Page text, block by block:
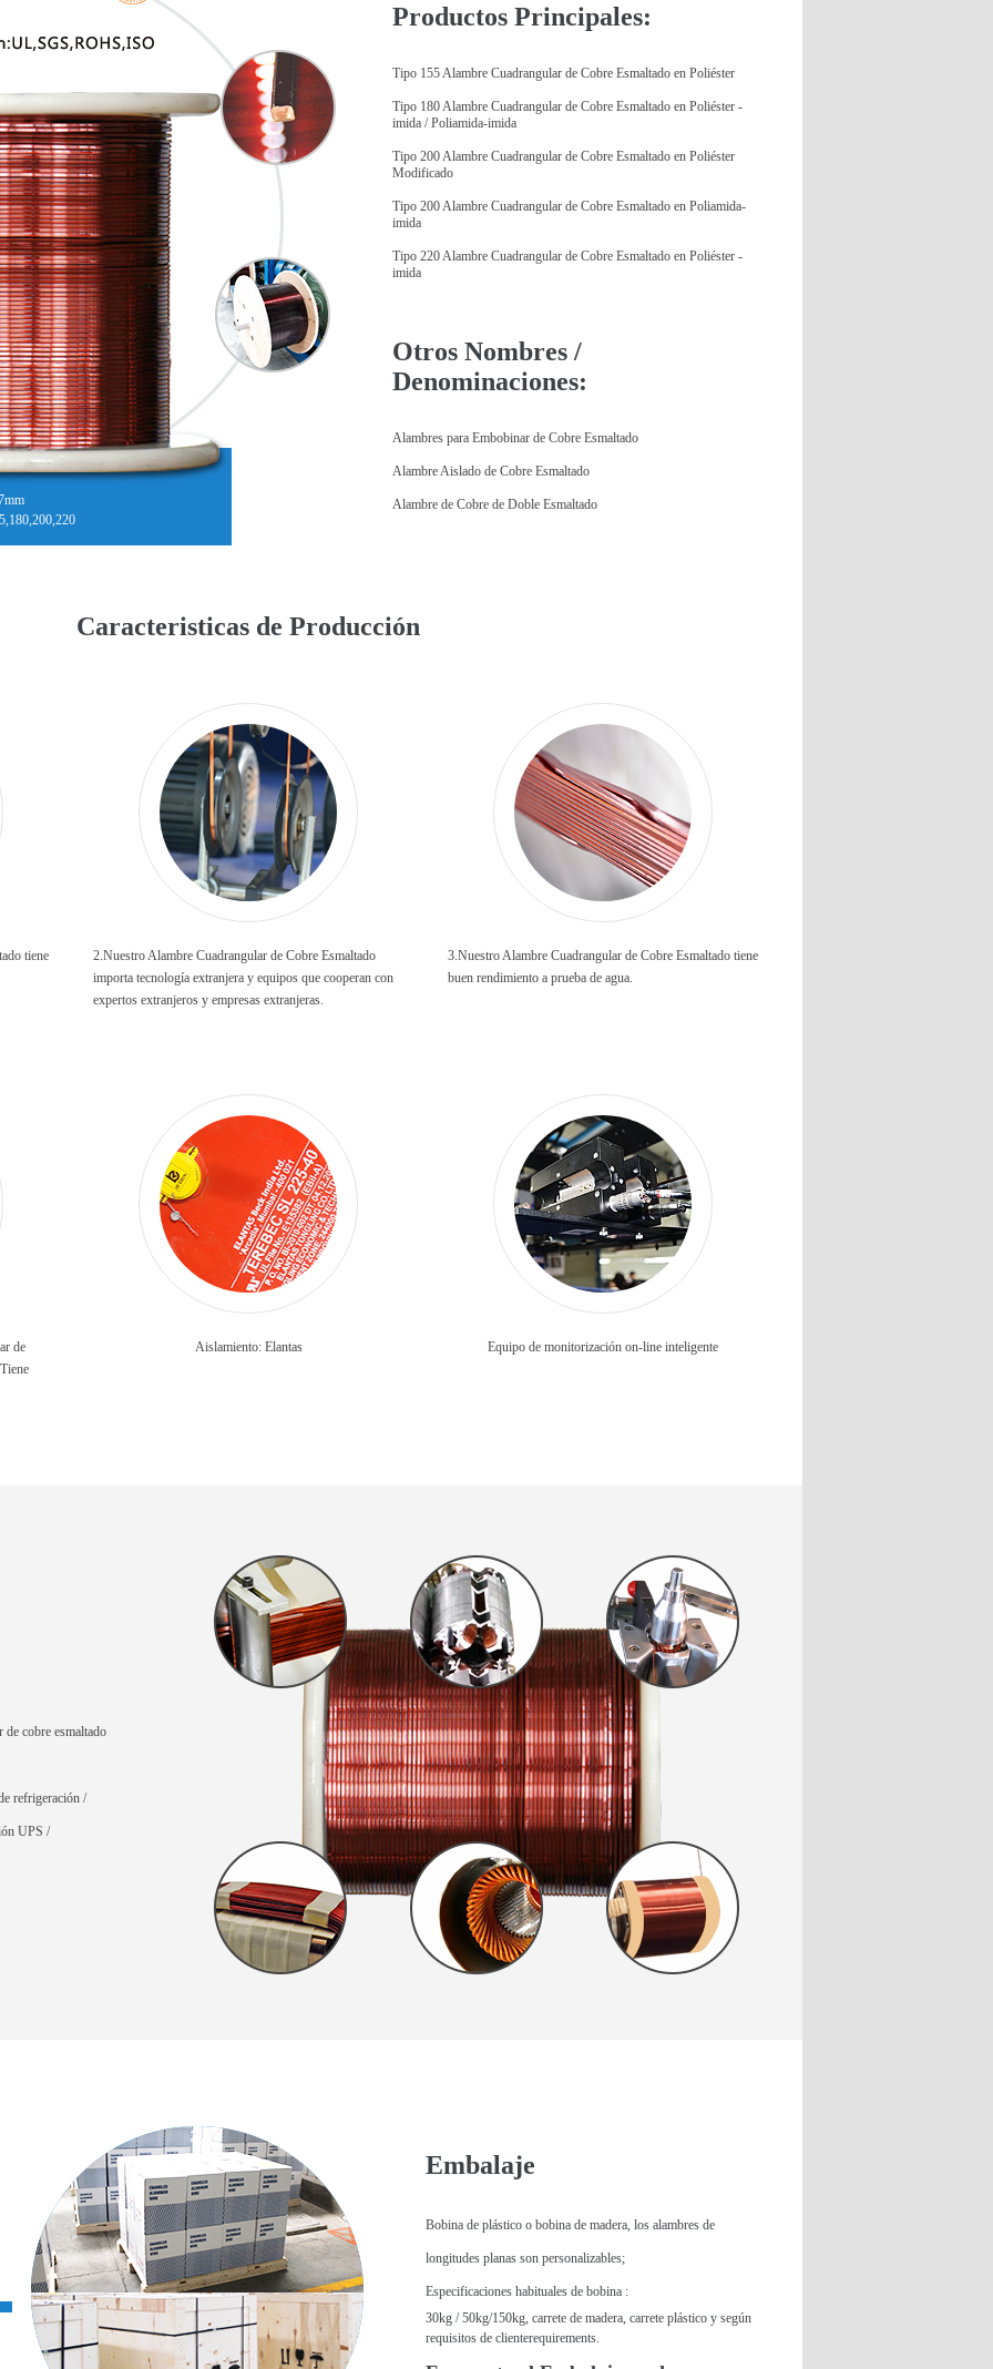
Productos Principales:
Tipo 155 Alambre Cuadrangular de Cobre Esmaltado en Poliéster
Tipo 180 Alambre Cuadrangular de Cobre Esmaltado en Poliéster -
imida / Poliamida-imida
Tipo 200 Alambre Cuadrangular de Cobre Esmaltado en Poliéster
Modificado
Tipo 200 Alambre Cuadrangular de Cobre Esmaltado en Poliamida-
imida
Tipo 220 Alambre Cuadrangular de Cobre Esmaltado en Poliéster -
imida
Otros Nombres /
Denominaciones:
Alambres para Embobinar de Cobre Esmaltado
Alambre Aislado de Cobre Esmaltado
Alambre de Cobre de Doble Esmaltado
Caracteristicas de Producción
tiene
2.Nuestro Alambre Cuadrangular de Cobre Esmaltado
importa tecnología extranjera y equipos que cooperan con
expertos extranjeros y empresas extranjeras.
3.Nuestro Alambre Cuadrangular de Cobre Esmaltado tiene
buen rendimiento a prueba de agua.
de
Aislamiento: Elantas Equipo de monitorización on-line inteligente
de cobre esmaltado
refrigeración /
UPS /
Embalaje
Bobina de plástico o bobina de madera, los alambres de
longitudes planas son personalizables;
Especificaciones habituales de bobina :
30kg / 50kg/150kg, carrete de madera, carrete plástico y según
requisitos de clienterequirements.